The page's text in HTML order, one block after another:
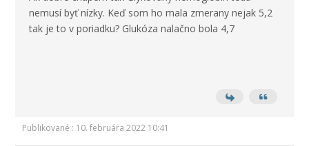
nemusí byť nízky. Keď som ho mala zmerany nejak 5,2
tak je to v poriadku? Glukóza nalačno bola 4,7
Publikované : 10. februára 2022 10:41